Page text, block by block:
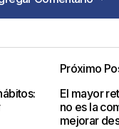
Comentario
campos obligatorios
Próximo
El mayor
no es la
mejorar